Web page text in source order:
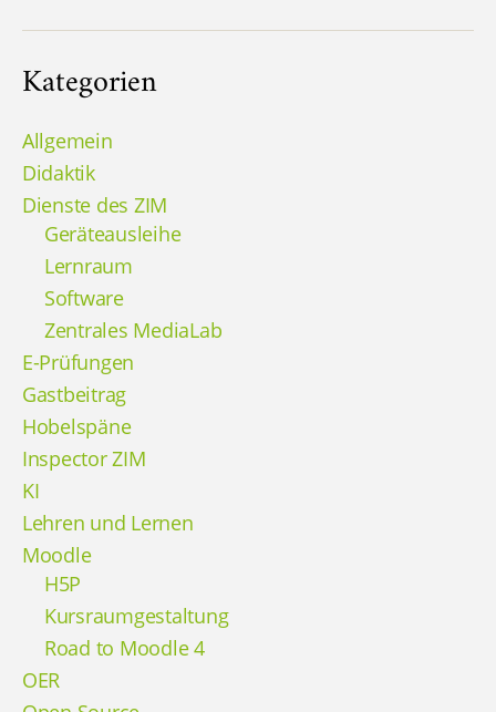
Kategorien
Allgemein
Didaktik
Dienste des ZIM
Geräteausleihe
Lernraum
Software
Zentrales MediaLab
E-Prüfungen
Gastbeitrag
Hobelspäne
Inspector ZIM
KI
Lehren und Lernen
Moodle
H5P
Kursraumgestaltung
Road to Moodle 4
OER